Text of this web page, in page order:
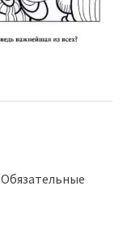
Обязательные